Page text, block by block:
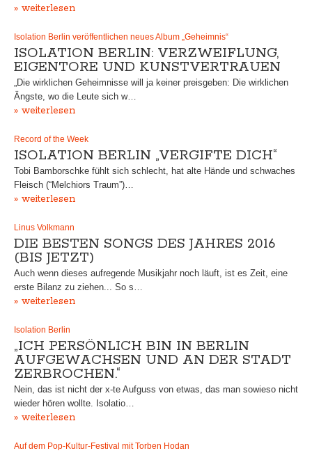
» weiterlesen
Isolation Berlin veröffentlichen neues Album „Geheimnis“
ISOLATION BERLIN: VERZWEIFLUNG,
EIGENTORE UND KUNSTVERTRAUEN
„Die wirklichen Geheimnisse will ja keiner preisgeben: Die wirklichen
Ängste, wo die Leute sich w…
» weiterlesen
Record of the Week
ISOLATION BERLIN „VERGIFTE DICH“
Tobi Bamborschke fühlt sich schlecht, hat alte Hände und schwaches
Fleisch (“Melchiors Traum”)…
» weiterlesen
Linus Volkmann
DIE BESTEN SONGS DES JAHRES 2016
(BIS JETZT)
Auch wenn dieses aufregende Musikjahr noch läuft, ist es Zeit, eine
erste Bilanz zu ziehen... So s…
» weiterlesen
Isolation Berlin
„ICH PERSÖNLICH BIN IN BERLIN
AUFGEWACHSEN UND AN DER STADT
ZERBROCHEN.“
Nein, das ist nicht der x-te Aufguss von etwas, das man sowieso nicht
wieder hören wollte. Isolatio…
» weiterlesen
Auf dem Pop-Kultur-Festival mit Torben Hodan